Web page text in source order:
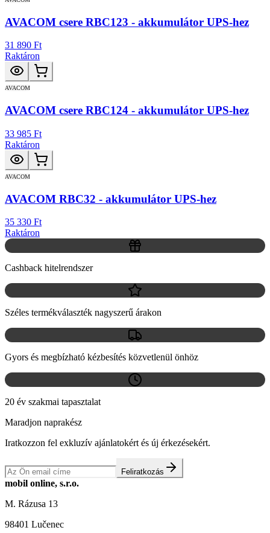
AVACOM csere RBC123 - akkumulátor UPS-hez
31 890 Ft
Raktáron
AVACOM
AVACOM csere RBC124 - akkumulátor UPS-hez
33 985 Ft
Raktáron
AVACOM
AVACOM RBC32 - akkumulátor UPS-hez
35 330 Ft
Raktáron
Cashback hitelrendszer
Széles termékválaszték nagyszerű árakon
Gyors és megbízható kézbesítés közvetlenül önhöz
20 év szakmai tapasztalat
Maradjon naprakész
Iratkozzon fel exkluzív ajánlatokért és új érkezésekért.
Feliratkozás
mobil online, s.r.o.
M. Rázusa 13
98401 Lučenec